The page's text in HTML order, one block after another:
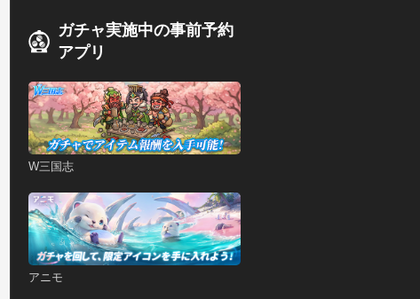
ガチャ実施中の事前予約
アプリ
W三国志
アニモ